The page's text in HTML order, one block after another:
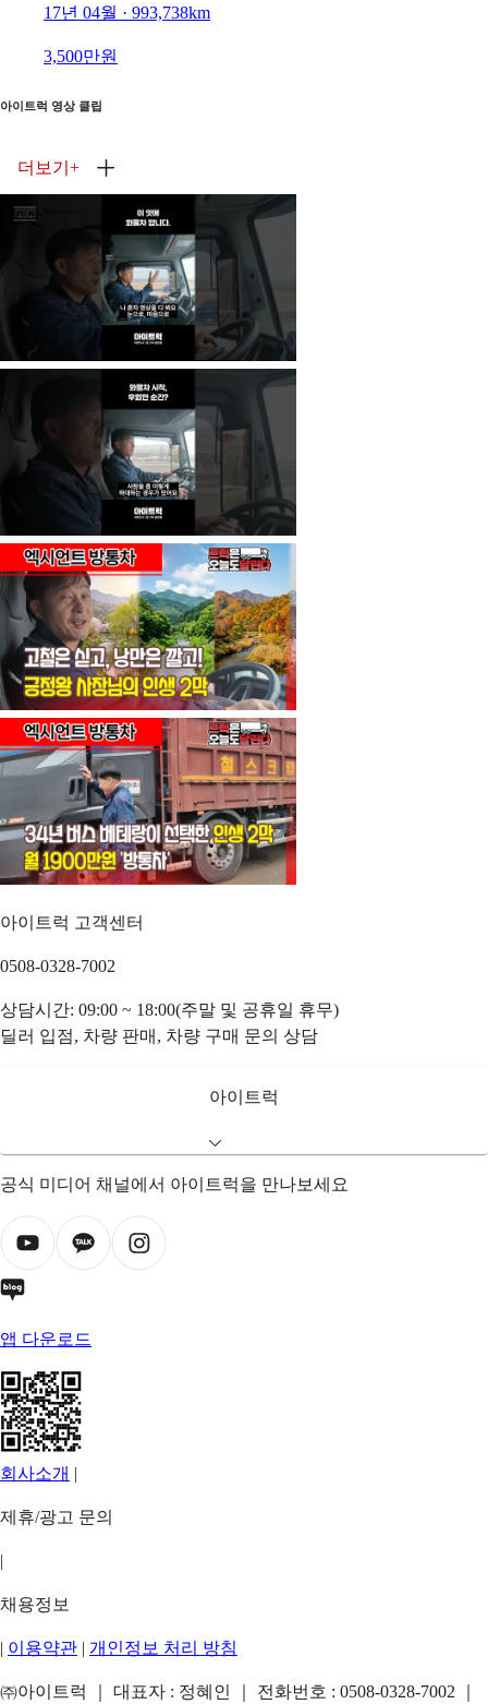
17년 04월 · 993,738km
3,500만원
아이트럭 영상 클립
더보기 +
아이트럭 고객센터
0508-0328-7002
상담시간: 09:00 ~ 18:00(주말 및 공휴일 휴무)
딜러 입점, 차량 판매, 차량 구매 문의 상담
아이트럭
공식 미디어 채널에서 아이트럭을 만나보세요
앱 다운로드
회사소개 |
제휴/광고 문의
|
채용정보
| 이용약관 | 개인정보 처리 방침
㈜아이트럭 ｜ 대표자 : 정혜인 ｜ 전화번호 : 0508-0328-7002